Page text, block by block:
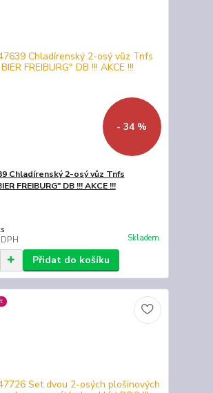
- 34 %
Chladírenský 2-osý vůz Tnfs
FREIBURG" DB !!! AKCE !!!
Skladem
Přidat do košíku